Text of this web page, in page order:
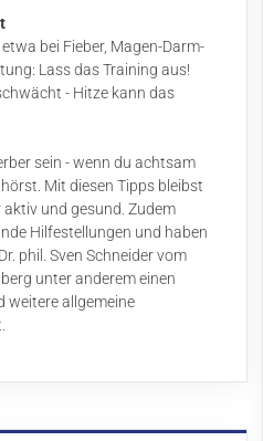
bei Fieber, Magen-Darm-
Lass das Training aus!
- Hitze kann das
sein - wenn du achtsam
Mit diesen Tipps bleibst
und gesund. Zudem
Hilfestellungen und haben
phil. Sven Schneider vom
unter anderem einen
weitereallgemeine